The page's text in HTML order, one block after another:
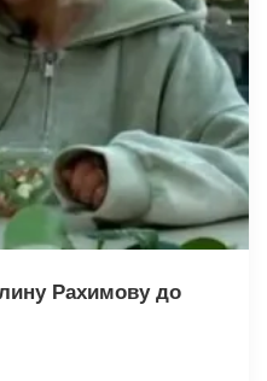
Рахимову до